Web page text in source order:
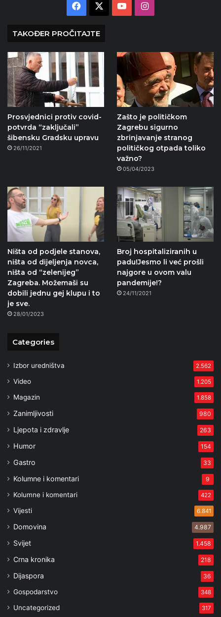
Facebook YouTubeInstagram
TAKOĐER PROČITAJTE
Prosvjednici protiv covid-
potvrda “zaključali”
šibensku Gradsku upravu
26/11/2021
Zašto je političkom
Zagrebu sigurno
zbrinjavanje stranog
političkog otpada toliko
važno?
05/04/2023
Ništa od podjele stanova,
ništa od dijeljenja novca,
ništa od “zelenijeg”
Zagreba. Možemaši su
dobili jednu gej klupu i to
je sve.
28/01/2023
Broj hospitaliziranih u
padu!Jesmo li već prošli
najgore u ovom valu
pandemije!?
24/11/2021
Categories
Izbor uredništva 2.562
Video 1.205
Magazin 1.858
Zanimljivosti 980
Ljepota i zdravlje 263
Humor 154
Gastro 33
Kolumne i komentari 9
Kolumne i komentari 422
Vijesti 6.841
Domovina 4.987
Svijet 1.458
Crna kronika 218
Dijaspora 36
Gospodarstvo 348
Uncategorized 317